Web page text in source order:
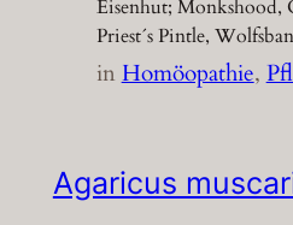
Eisenhut; Monkshood,
Priest´s Pintle,
inHomöopathie,
Agaricus